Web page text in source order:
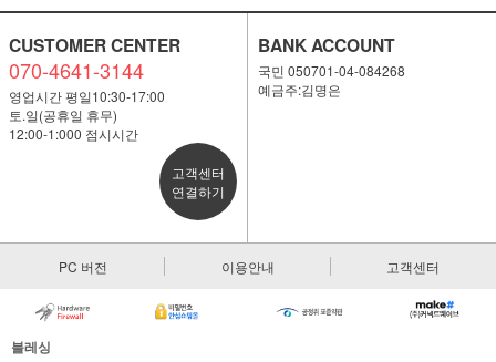
CUSTOMER CENTER
070-4641-3144
영업시간 평일10:30-17:00
토.일(공휴일 휴무)
12:00-1:000 점시시간
고객센터
연결하기
BANK ACCOUNT
국민 050701-04-084268
예금주:김명은
PC 버전 이용안내 고객센터
블레싱